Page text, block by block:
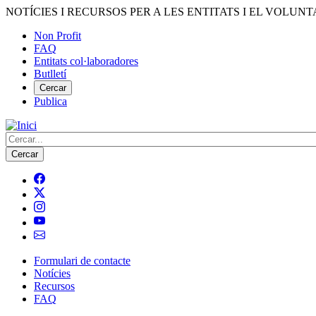
Vés
contingut
NOTÍCIES I RECURSOS PER A LES ENTITATS I EL
Menú
del
compte
d'usuari
Non Profit
FAQ
Entitats col·laboradores
Butlletí
Cercar
Publica
Cerca
Navegació
principal
Formulari de contacte
Notícies
Recursos
FAQ